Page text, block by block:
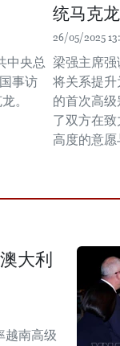
中央总
事访
。
统马克
26/05/2025
梁强主席
将关系提
的首次高
了双方在
高度的意愿
大利
越南高级